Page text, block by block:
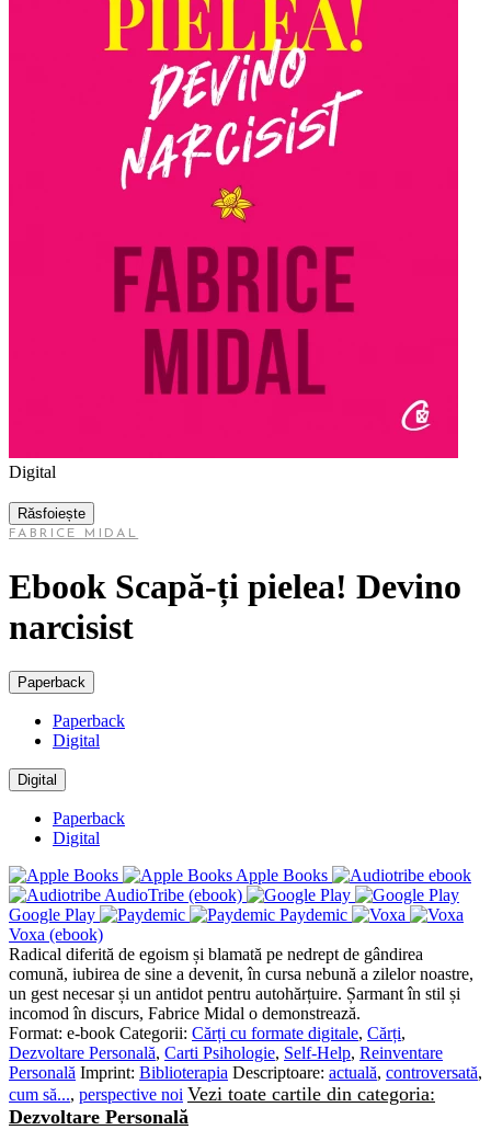
Digital
Răsfoiește
FABRICE MIDAL
Ebook Scapă-ți pielea! Devino
narcisist
Paperback
Paperback
Digital
Digital
Paperback
Digital
Apple Books
AudioTribe (ebook)
Google Play
Paydemic
Voxa (ebook)
Radical diferită de egoism și blamată pe nedrept de gândirea
comună, iubirea de sine a devenit, în cursa nebună a zilelor noastre,
un gest necesar și un antidot pentru autohărțuire. Șarmant în stil și
incomod în discurs, Fabrice Midal o demonstrează.
Format: e-book Categorii: Cărți cu formate digitale, Cărți,
Dezvoltare Personală, Carti Psihologie, Self-Help, Reinventare
Personală Imprint: Biblioterapia Descriptoare: actuală, controversată,
cum să..., perspective noi Vezi toate cartile din categoria:
Dezvoltare Personală